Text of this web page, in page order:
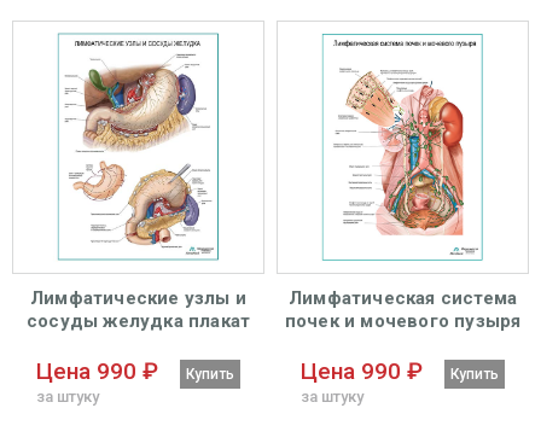
Лимфатические узлы и
сосуды желудка плакат
Цена 990 ₽
за штуку
Купить
Лимфатическая система
почек и мочевого пузыря
Цена 990 ₽
за штуку
Купить